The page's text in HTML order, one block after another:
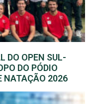
DO OPEN SUL-
DO PÓDIO
NATAÇÃO 2026